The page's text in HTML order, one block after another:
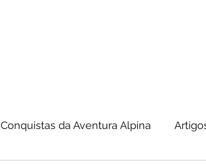
Conquistas da Aventura Alpina